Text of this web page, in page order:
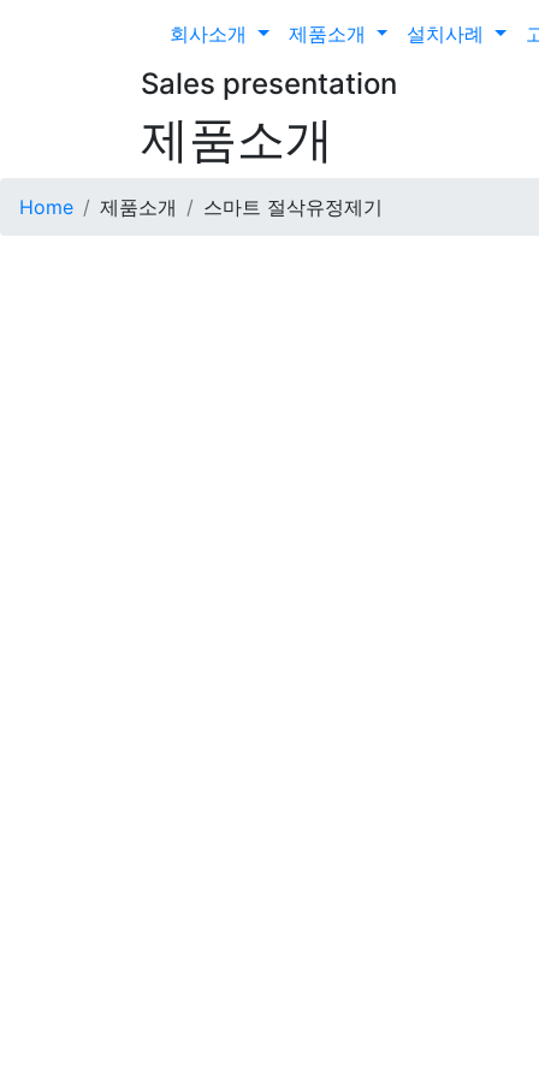
회사소개 제품소개 설치사례
Sales presentation
제품소개
Home 제품소개 스마트 절삭유정제기